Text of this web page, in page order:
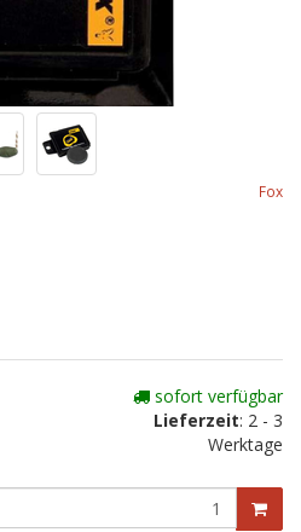
Fox
sofort verfügbar
Lieferzeit: 2 - 3
Werktage